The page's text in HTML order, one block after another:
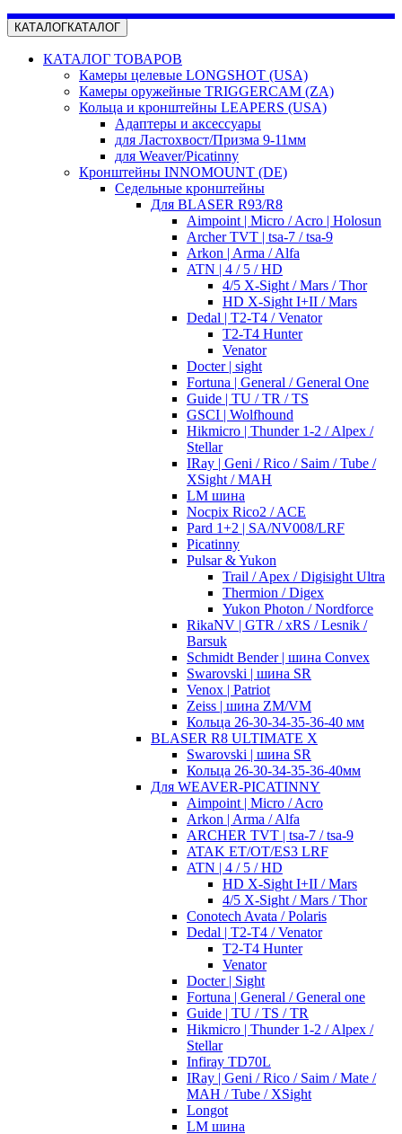
КАТАЛОГКАТАЛОГ
КАТАЛОГ ТОВАРОВ
Камеры целевые LONGSHOT (USA)
Камеры оружейные TRIGGERCAM (ZA)
Кольца и кронштейны LEAPERS (USA)
Адаптеры и аксессуары
для Ластохвост/Призма 9-11мм
для Weaver/Picatinny
Кронштейны INNOMOUNT (DE)
Седельные кронштейны
Для BLASER R93/R8
Aimpoint | Micro / Acro | Holosun
Archer TVT | tsa-7 / tsa-9
Arkon | Arma / Alfa
ATN | 4 / 5 / HD
4/5 X-Sight / Mars / Thor
HD X-Sight I+II / Mars
Dedal | T2-T4 / Venator
T2-T4 Hunter
Venator
Docter | sight
Fortuna | General / General One
Guide | TU / TR / TS
GSCI | Wolfhound
Hikmicro | Thunder 1-2 / Alpex /
Stellar
IRay | Geni / Rico / Saim / Tube /
XSight / MAH
LM шина
Nocpix Rico2 / ACE
Pard 1+2 | SA/NV008/LRF
Picatinny
Pulsar & Yukon
Trail / Apex / Digisight Ultra
Thermion / Digex
Yukon Photon / Nordforce
RikaNV | GTR / xRS / Lesnik /
Barsuk
Schmidt Bender | шина Convex
Swarovski | шина SR
Venox | Patriot
Zeiss | шина ZM/VM
Кольца 26-30-34-35-36-40 мм
BLASER R8 ULTIMATE X
Swarovski | шина SR
Кольца 26-30-34-35-36-40мм
Для WEAVER-PICATINNY
Aimpoint | Micro / Acro
Arkon | Arma / Alfa
ARCHER TVT | tsa-7 / tsa-9
ATAK ET/OT/ES3 LRF
ATN | 4 / 5 / HD
HD X-Sight I+II / Mars
4/5 X-Sight / Mars / Thor
Conotech Avata / Polaris
Dedal | T2-T4 / Venator
T2-T4 Hunter
Venator
Docter | Sight
Fortuna | General / General one
Guide | TU / TS / TR
Hikmicro | Thunder 1-2 / Alpex /
Stellar
Infiray TD70L
IRay | Geni / Rico / Saim / Mate /
MAH / Tube / XSight
Longot
LM шина